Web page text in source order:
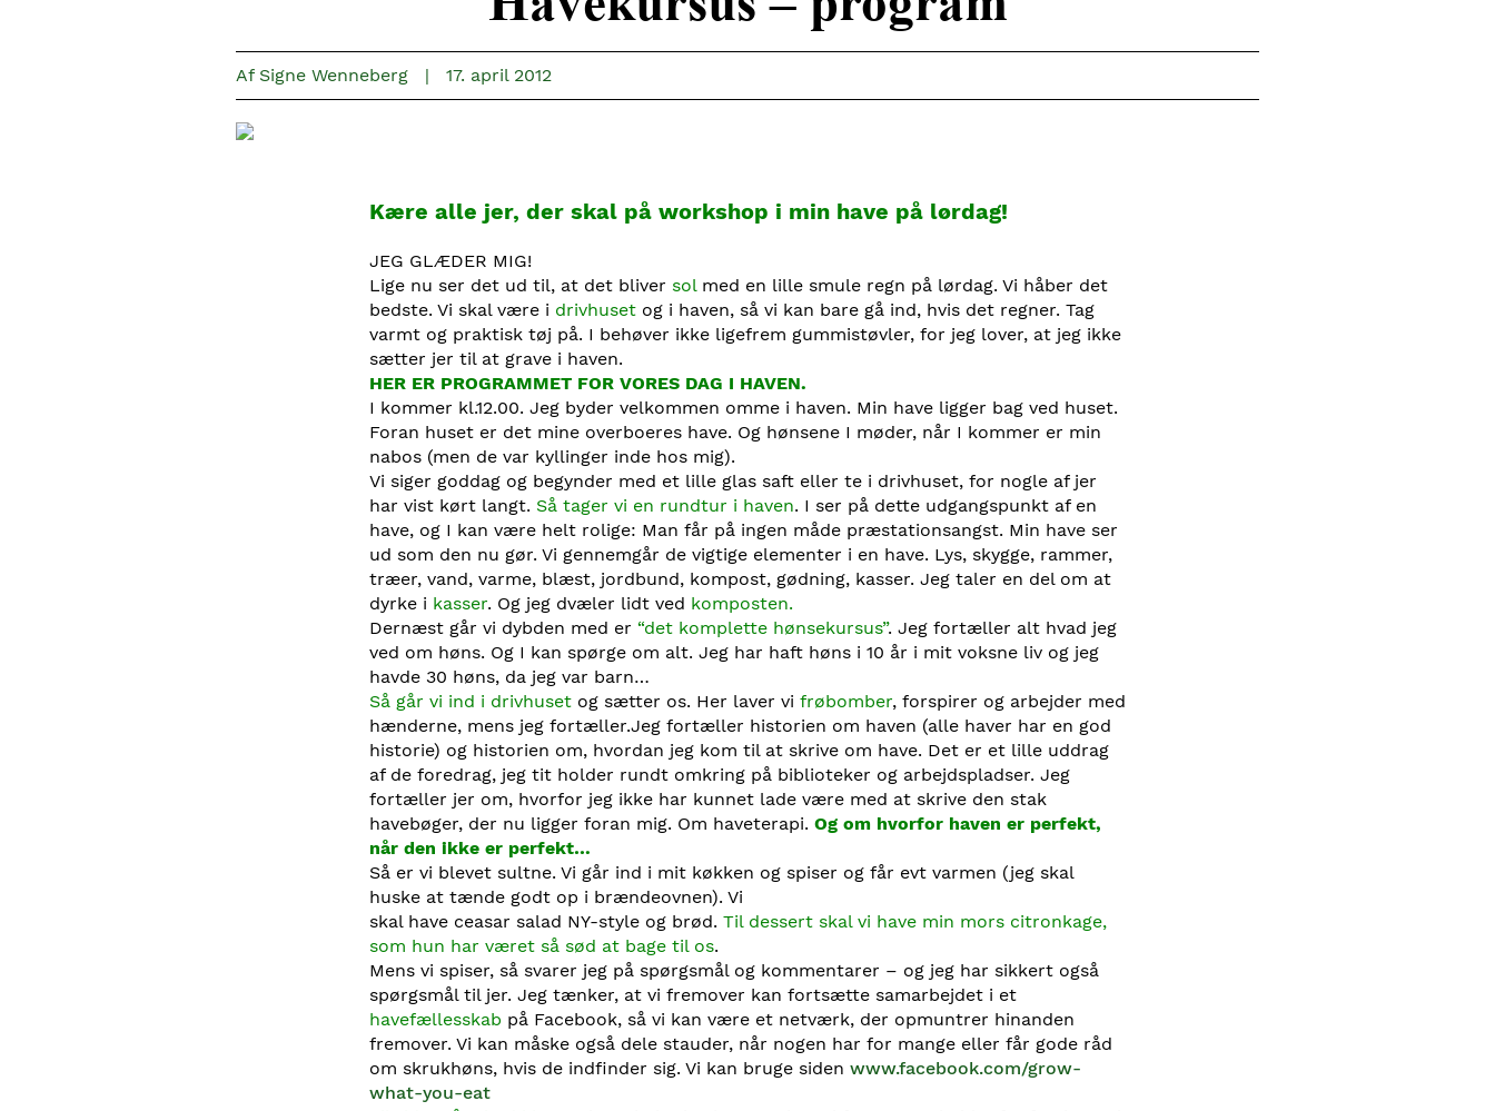
Af Signe Wenneberg | 17. april 2012
Kære alle jer, der skal på workshop i min have på lørdag!
JEG GLÆDER MIG!
Lige nu ser det ud til, at det bliver solmed en lille smule regn på lørdag. Vi håber det
bedste. Vi skal være i drivhuset og i haven, så vi kan bare gå ind, hvis det regner. Tag
varmt og praktisk tøj på. I behøver ikke ligefrem gummistøvler, for jeg lover, at jeg ikke
sætter jer til at grave i haven.
HER ER PROGRAMMET FOR VORES DAG I HAVEN.
I kommer kl.12.00. Jeg byder velkommen omme i haven. Min have ligger bag ved huset.
Foran huset er det mine overboeres have. Og hønsene I møder, når I kommer er min
nabos (men de var kyllinger inde hos mig).
Vi siger goddag og begynder med et lille glas saft eller te i drivhuset, for nogle af jer
har vist kørt langt. Så tager vi en rundtur i haven. I ser på dette udgangspunkt af en
have, og I kan være helt rolige: Man får på ingen måde præstationsangst. Min have ser
ud som den nu gør. Vi gennemgår de vigtige elementer i en have. Lys, skygge, rammer,
træer, vand, varme, blæst, jordbund, kompost, gødning, kasser. Jeg taler en del om at
dyrke i kasser. Og jeg dvæler lidt ved komposten.
Dernæst går vi dybden med er “det komplette hønsekursus”. Jeg fortæller alt hvad jeg
ved om høns. Og I kan spørge om alt. Jeg har haft høns i 10 år i mit voksne liv og jeg
havde 30 høns, da jeg var barn…
Så går vi ind i drivhuset og sætter os. Her laver vi frøbomber, forspirer og arbejder med
hænderne, mens jeg fortæller.Jeg fortæller historien om haven (alle haver har en god
historie) og historien om, hvordan jeg kom til at skrive om have. Det er et lille uddrag
af de foredrag, jeg tit holder rundt omkring på biblioteker og arbejdspladser. Jeg
fortæller jer om, hvorfor jeg ikke har kunnet lade være med at skrive den stak
havebøger, der nu ligger foran mig. Om haveterapi. Og om hvorfor haven er perfekt,
når den ikke er perfekt…
Så er vi blevet sultne. Vi går ind i mit køkken og spiser og får evt varmen (jeg skal
huske at tænde godt op i brændeovnen). Vi
skal have ceasar salad NY-style og brød. Til dessert skal vi have min mors citronkage,
som hun har været så sød at bage til os.
Mens vi spiser, så svarer jeg på spørgsmål og kommentarer – og jeg har sikkert også
spørgsmål til jer. Jeg tænker, at vi fremover kan fortsætte samarbejdet i et
havefællesskab på Facebook, så vi kan være et netværk, der opmuntrer hinanden
fremover. Vi kan måske også dele stauder, når nogen har for mange eller får gode råd
om skrukhøns, hvis de indfinder sig. Vi kan bruge siden www.facebook.com/grow-
what-you-eat